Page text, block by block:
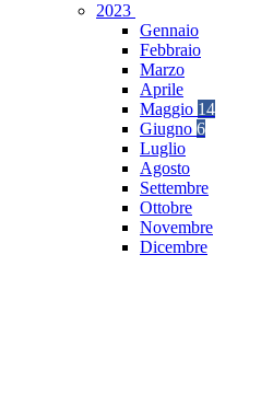
2023
Gennaio
Febbraio
Marzo
Aprile
Maggio 14
Giugno 6
Luglio
Agosto
Settembre
Ottobre
Novembre
Dicembre